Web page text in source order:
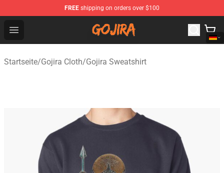
FREE shipping on orders over $100
Open menu
Gojira Shop - Official Gojira Merchandise Store
Startseite/Gojira Cloth/Gojira Sweatshirt